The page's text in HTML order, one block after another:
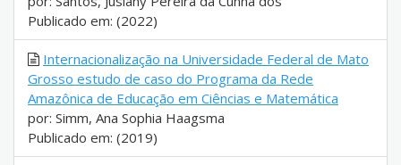
Publicado em: (2022)
Internacionalização na Universidade Federal de Mato
Grosso estudo de caso do Programa da Rede
Amazônica de Educação em Ciências e Matemática
por: Simm, Ana Sophia Haagsma
Publicado em: (2019)